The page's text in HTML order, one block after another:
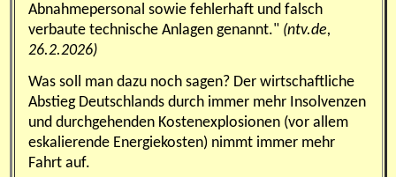
Abnahmepersonal sowie fehlerhaft und falsch
verbaute technische Anlagen genannt." (ntv.de,
26.2.2026)
Was soll man dazu noch sagen? Der wirtschaftliche
Abstieg Deutschlands durch immer mehr Insolvenzen
und durchgehenden Kostenexplosionen (vor allem
eskalierende Energiekosten) nimmt immer mehr
Fahrt auf.